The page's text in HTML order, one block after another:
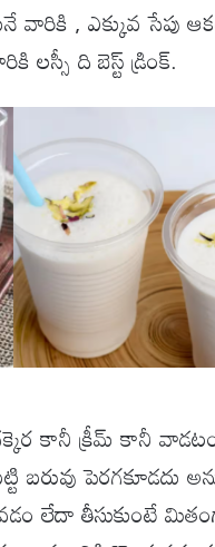
వారికి , ఎక్కువ సేపు
లస్సీ ది బెస్ట్ డ్రింక్.
కానీ క్రీమ్ కానీ వాడటం
బరువు పెరగకూడదు
లేదా తీసుకుంటే